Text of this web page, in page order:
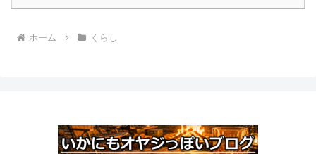
ホーム くらし